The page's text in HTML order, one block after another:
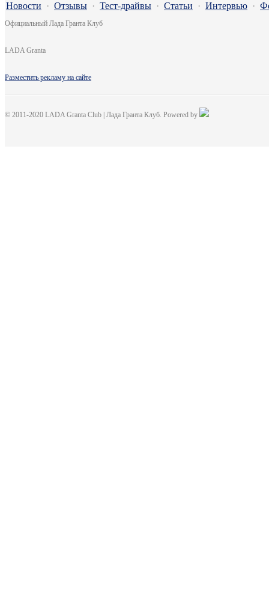
Новости · Отзывы · Тест-драйвы · Статьи · Интервью ·
Официальный Лада Гранта Клуб
LADA Granta
Разместить рекламу на сайте
© 2011-2020 LADA Granta Club | Лада Гранта Клуб. Powered by